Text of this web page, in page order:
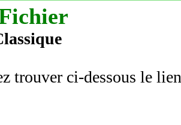
trouver ci-dessous le